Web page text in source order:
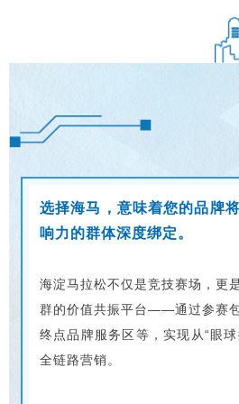
选择海马，意味着您的品牌
响力的群体深度绑定。
海淀马拉松不仅是竞技赛场，更
群的价值共振平台——通过参赛包
终点品牌服务区等，实现从“眼球
全链路营销。